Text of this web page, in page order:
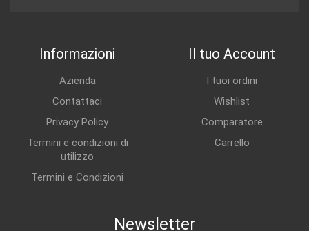
Informazioni
Azienda
Contattaci
Privacy Policy
Termini e condizioni di
utilizzo
Termini e Condizioni
Il tuo Account
I tuoi ordini
Wishlist
Comparatore
Carrello
Newsletter